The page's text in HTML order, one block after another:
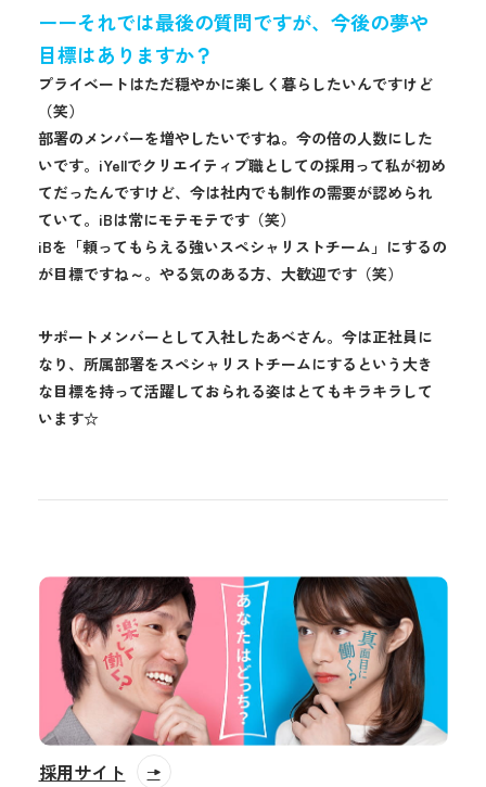
ーーそれでは最後の質問ですが、今後の夢や
目標はありますか？
プライベートはただ穏やかに楽しく暮らしたいんですけど
（笑）
部署のメンバーを増やしたいですね。今の倍の人数にした
いです。iYellでクリエイティブ職としての採用って私が初め
てだったんですけど、今は社内でも制作の需要が認められ
ていて。iBは常にモテモテです（笑）
iBを「頼ってもらえる強いスペシャリストチーム」にするの
が目標ですね～。やる気のある方、大歓迎です（笑）
サポートメンバーとして入社したあべさん。今は正社員に
なり、所属部署をスペシャリストチームにするという大き
な目標を持って活躍しておられる姿はとてもキラキラして
います☆
採用サイト